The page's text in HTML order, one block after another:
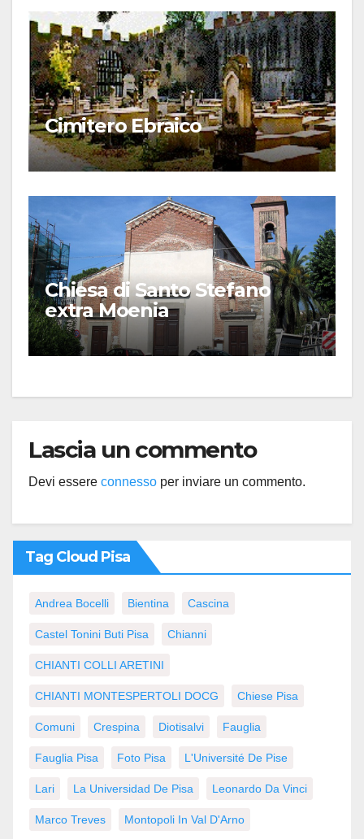
Cimitero Ebraico
Chiesa di Santo Stefano
extra Moenia
Lascia un commento
Devi essere connesso per inviare un commento.
Tag Cloud Pisa
Andrea Bocelli Bientina Cascina
Castel Tonini Buti Pisa Chianni
CHIANTI COLLI ARETINI
CHIANTI MONTESPERTOLI DOCG Chiese Pisa
Comuni Crespina Diotisalvi Fauglia
Fauglia Pisa Foto Pisa L'Université De Pise
Lari La Universidad De Pisa Leonardo Da Vinci
Marco Treves Montopoli In Val D'Arno